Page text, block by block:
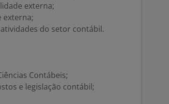
externa;
externa;
do setor contábil.
Contábeis;
e legislação contábil;